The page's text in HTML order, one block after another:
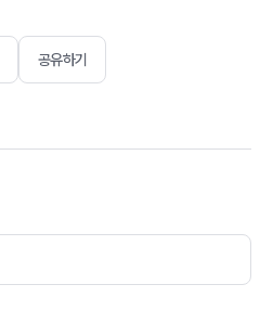
공유하기